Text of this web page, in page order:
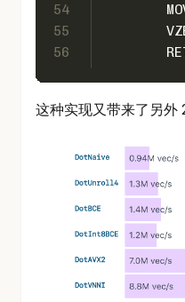
54
55
56
这种实现又带来了另外